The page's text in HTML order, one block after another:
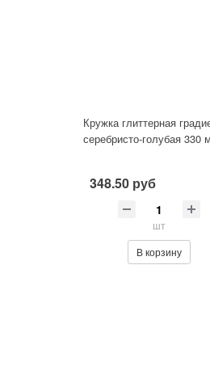
Кружка глиттерная
серебристо-голубая 330
348.50 руб
шт
В корзину